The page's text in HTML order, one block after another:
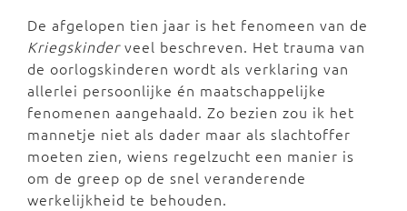
De afgelopen tien jaar is het fenomeen van de
Kriegskinderveel beschreven. Het trauma van
de oorlogskinderen wordt als verklaring van
allerlei persoonlijke én maatschappelijke
fenomenen aangehaald. Zo bezien zou ik het
mannetje niet als dader maar als slachtoffer
moeten zien, wiens regelzucht een manier is
om de greep op de snel veranderende
werkelijkheid te behouden.